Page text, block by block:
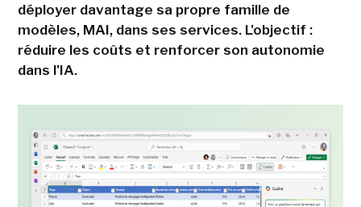
déployer davantage sa propre famille de
modèles, MAI, dans ses services. L'objectif :
réduire les coûts et renforcer son autonomie
dans l'IA.